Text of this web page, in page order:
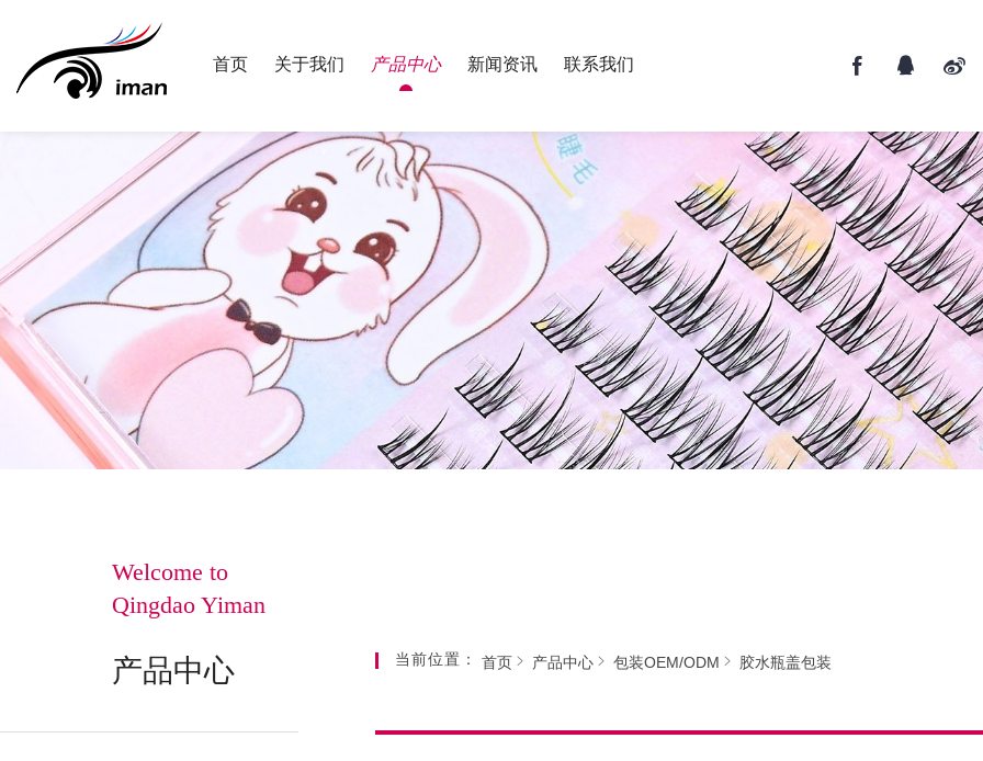
首页 关于我们 产品中心 新闻资讯 联系我们
Welcome to
Qingdao Yiman
产品中心 当前位置： 首页 产品中心 包装OEM/ODM 胶水瓶盖包装